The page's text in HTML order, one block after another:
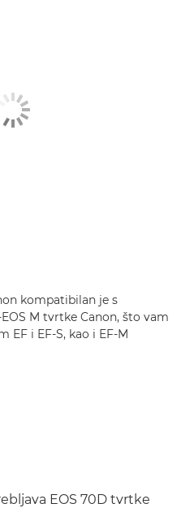
kompatibilan je s
M tvrtke Canon, što vam
EF i EF-S, kao i EF-M
EOS 70D tvrtke